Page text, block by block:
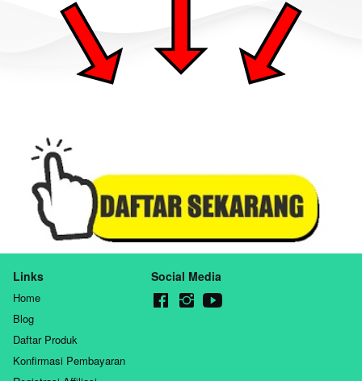
Links
Home
Blog
Daftar Produk
Konfirmasi Pembayaran
Social Media